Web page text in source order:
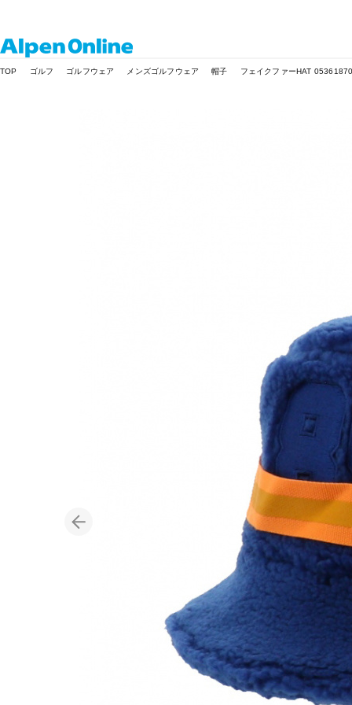
Online
TOP ゴルフ ゴルフウェア メンズゴルフウェア 帽子 フェイクファーHAT